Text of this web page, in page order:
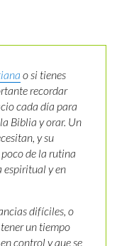
o si tienes
recordar
cada día para
Biblia y orar. Un
y su
de la rutina
espiritual y en
difíciles, o
un tiempo
control y que se